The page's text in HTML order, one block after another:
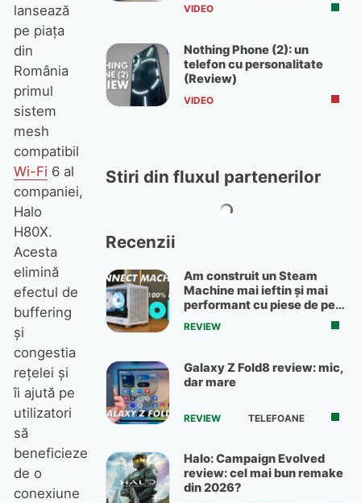
lansează
pe piața
din
România
primul
sistem
mesh
compatibil
Wi-Fi 6 al
companiei,
Halo
H80X.
Acesta
elimină
efectul de
buffering
și
congestia
rețelei și
îi ajută pe
utilizatori
să
beneficieze
de o
conexiune
VIDEO
Nothing Phone (2): un
telefon cu personalitate
(Review)
VIDEO
Stiri din fluxul partenerilor
Recenzii
Am construit un Steam
Machine mai ieftin și mai
performant cu piese de pe
OLX
REVIEW
Galaxy Z Fold8 review: mic,
dar mare
REVIEW TELEFOANE
Halo: Campaign Evolved
review: cel mai bun remake
din 2026?